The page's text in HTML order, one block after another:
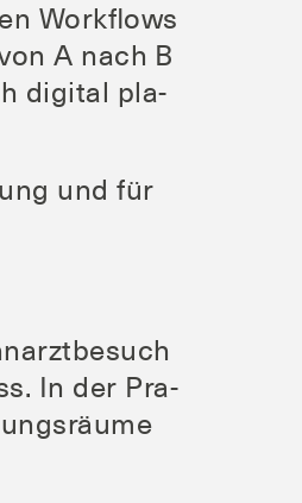
Work­flows
A nach B
digi­tal pla­
und für
In der Pra­